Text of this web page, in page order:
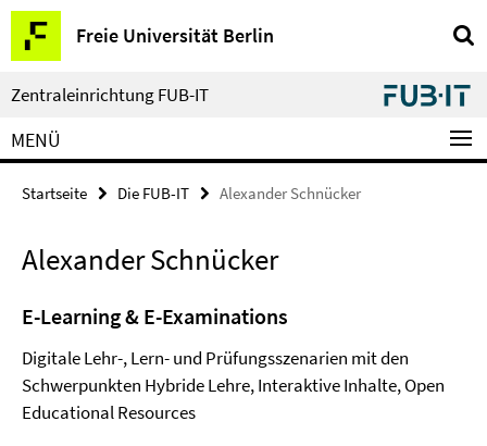
Springe
direkt
zu
Inhalt
Freie Universität Berlin
Service-
Navigation
Zentraleinrichtung FUB-IT
MENÜ
Startseite Die FUB-IT Alexander Schnücker
Alexander Schnücker
E-Learning & E-Examinations
Digitale Lehr-, Lern- und Prüfungsszenarien mit den
Schwerpunkten Hybride Lehre, Interaktive Inhalte, Open
Educational Resources